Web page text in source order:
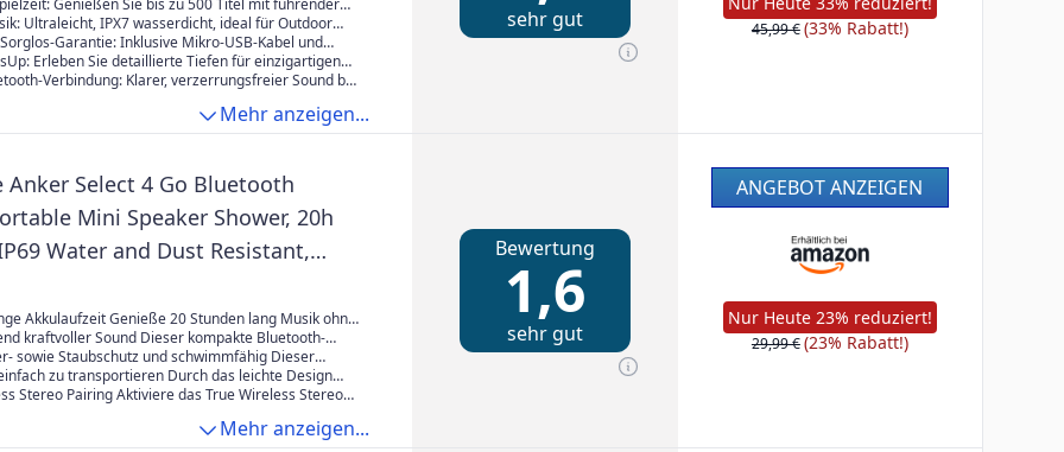
Genießen Sie bis zu 500 Titel mit führender
und der Freiheit eines anker bluetooth
Ultraleicht, IPX7 wasserdicht, ideal für Outdoor
Ihr perfekter bluetooth lautsprecher wasserdicht.
Garantie: Inklusive Mikro-USB-Kabel und
Erleben Sie detaillierte Tiefen für einzigartigen
diesem soundcore bluetooth lautsprecher.
Verbindung: Klarer, verzerrungsfreier Sound bei
Mehr anzeigen...
sehr gut 45,99 €(33% Rabatt!)
Anker Select 4 Go Bluetooth
Mini Speaker Shower, 20h
Water and Dust Resistant,
Sound, for Indoor, Outdoor
Akkulaufzeit Genieße 20 Stunden lang Musik ohne
mit nur einmal Laden - perfekt für deine Outdoor-
Treffen mit Freunden den ganzen Tag.
kraftvoller Sound Dieser kompakte Bluetooth-
vielleicht klein sein, aber sein klarer und
5W Sound hat es in sich.
sowie Staubschutz und schwimmfähig Dieser
ist nach IP67 vor Staub und Wasser geschützt
was ihn zum idealen Begleiter für
zu transportieren Durch das leichte Design
Riemen ist der Outdoor-Lautsprecher einfach
Stereo Pairing Aktiviere das True Wireless Stereo
ein intensives Stereo-Erlebnis zu genießen.Mehr anzeigen...
Bewertung
1,6
sehr gut
ANGEBOT ANZEIGEN
Nur Heute 23% reduziert!
29,99 €(23% Rabatt!)